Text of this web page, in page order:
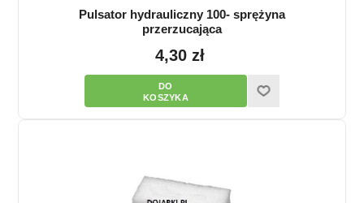
Pulsator hydrauliczny 100- sprężyna
przerzucająca
4,30 zł